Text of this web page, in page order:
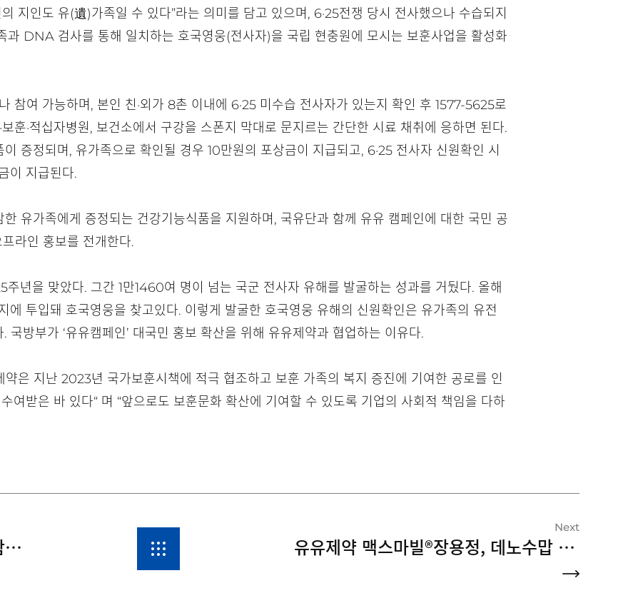
지인도 유(遺)가족일 수 있다”라는 의미를 담고 있으며, 6·25전쟁 당시 전사했으나 수습되지
과 DNA 검사를 통해 일치하는 호국영웅(전사자)을 국립 현충원에 모시는 보훈사업을 활성화
참여 가능하며, 본인 친·외가 8촌 이내에 6·25 미수습 전사자가 있는지 확인 후 1577-5625로
훈·적십자병원, 보건소에서 구강을 스폰지 막대로 문지르는 간단한 시료 채취에 응하면 된다.
증정되며, 유가족으로 확인될 경우 10만원의 포상금이 지급되고, 6·25 전사자 신원확인 시
이 지급된다.
유가족에게 증정되는 건강기능식품을 지원하며, 국유단과 함께 유유 캠페인에 대한 국민 공
라인 홍보를 전개한다.
주년을 맞았다. 그간 1만1460여 명이 넘는 국군 전사자 유해를 발굴하는 성과를 거뒀다. 올해
에 투입돼 호국영웅을 찾고있다. 이렇게 발굴한 호국영웅 유해의 신원확인은 유가족의 유전
국방부가 ‘유유캠페인’ 대국민 홍보 확산을 위해 유유제약과 협업하는 이유다.
약은 지난 2023년 국가보훈시책에 적극 협조하고 보훈 가족의 복지 증진에 기여한 공로를 인
여받은 바 있다“ 며 “앞으로도 보훈문화 확산에 기여할 수 있도록 기업의 사회적 책임을 다하
유유제약 “아미노하이 에너지젤”과 함께 러너스하이 느끼자!
Next
유유제약 맥스마빌®장용정, 데노수맙 중단 이후 치료옵션으로 부상